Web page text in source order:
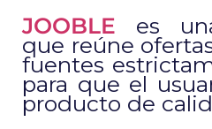
JOOBLE es
que reúne
fuentes
para que el
producto de